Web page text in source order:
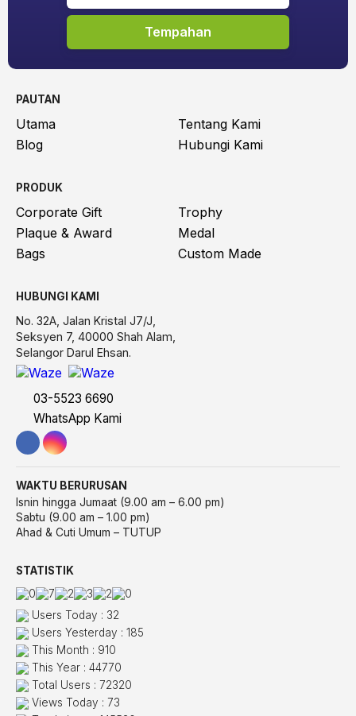
Tempahan
PAUTAN
Utama
Tentang Kami
Blog
Hubungi Kami
PRODUK
Corporate Gift
Trophy
Plaque & Award
Medal
Bags
Custom Made
HUBUNGI KAMI
No. 32A, Jalan Kristal J7/J,
Seksyen 7, 40000 Shah Alam,
Selangor Darul Ehsan.
03-5523 6690
WhatsApp Kami
WAKTU BERURUSAN
Isnin hingga Jumaat (9.00 am – 6.00 pm)
Sabtu (9.00 am – 1.00 pm)
Ahad & Cuti Umum – TUTUP
STATISTIK
Users Today : 32
Users Yesterday : 185
This Month : 910
This Year : 44770
Total Users : 72320
Views Today : 73